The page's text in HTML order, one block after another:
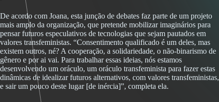
De acordo com Joana, esta junção de debates faz parte de um projeto
mais amplo da organização, que pretende mobilizar imaginários para
pensar futuros especulativos de tecnologias que sejam pautados em
valores transfeministas. “Consentimento qualificado é um deles, mas
existem outros, né? A cooperação, a solidariedade, o não-binarismo de
gênero e por ai vai. Para trabalhar essas ideias, nós estamos
desenvolvendo um oráculo, um oráculo transfeminista para fazer estas
dinâmicas de idealizar futuros alternativos, com valores transfeministas,
e sair um pouco deste lugar [de inércia]”, completa ela.